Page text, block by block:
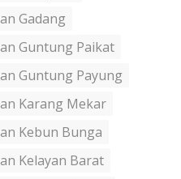
Gadang
Guntung Paikat
Guntung Payung
Karang Mekar
Kebun Bunga
Kelayan Barat